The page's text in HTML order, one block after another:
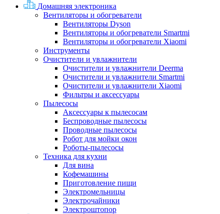
Домашняя электроника
Вентиляторы и обогреватели
Вентиляторы Dyson
Вентиляторы и обогреватели Smartmi
Вентиляторы и обогреватели Xiaomi
Инструменты
Очистители и увлажнители
Очистители и увлажнители Deerma
Очистители и увлажнители Smartmi
Очистители и увлажнители Xiaomi
Фильтры и аксессуары
Пылесосы
Аксессуары к пылесосам
Беспроводные пылесосы
Проводные пылесосы
Робот для мойки окон
Роботы-пылесосы
Техника для кухни
Для вина
Кофемашины
Приготовление пищи
Электромельницы
Электрочайники
Электроштопор